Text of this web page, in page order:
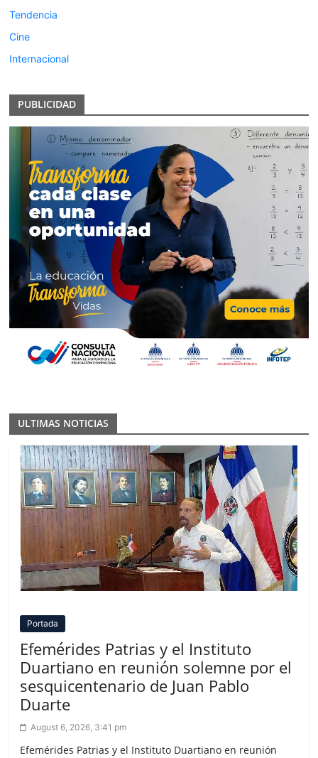
Tendencia
Cine
Internacional
PUBLICIDAD
ULTIMAS NOTICIAS
Portada
Efemérides Patrias y el Instituto
Duartiano en reunión solemne por el
sesquicentenario de Juan Pablo
Duarte
August 6, 2026, 3:41 pm
Efemérides Patrias y el Instituto Duartiano en reunión